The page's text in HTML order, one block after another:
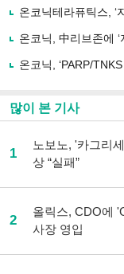
온코닉테라퓨틱스, ‘
온코닉, 中리브존에
온코닉, ‘PARP/
많이 본 기사
1
노보노, '카그리
상 “실패”
2
올릭스, CDO에
사장 영입